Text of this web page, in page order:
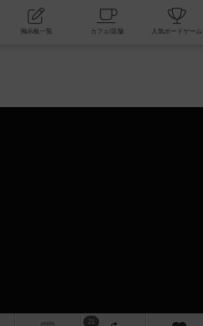
コミュニティ 掲示板一覧 カフェ/店舗
21